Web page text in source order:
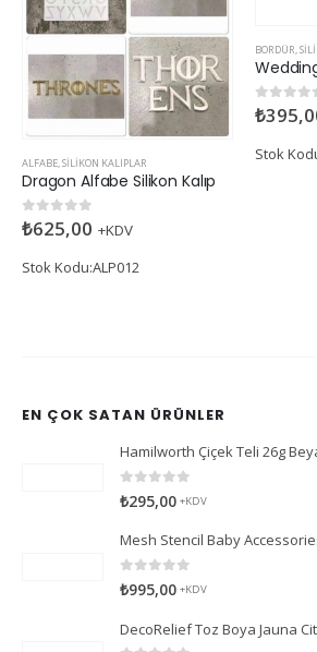
ALFABE,SILIKON KALIPLAR
Dragon Alfabe Silikon Kalıp
05 üzerinden
₺625,00 +KDV
Stok Kodu:ALP012
BORDÜR,
05
₺
Stok
EN ÇOK SATAN ÜRÜNLER
Hamilworth Çiçek Teli 26g
0
₺295,00 +KDV
Mesh Stencil Baby
0 5 üzerinden
₺995,00 +KDV
DecoRelief Toz Boya Jauna